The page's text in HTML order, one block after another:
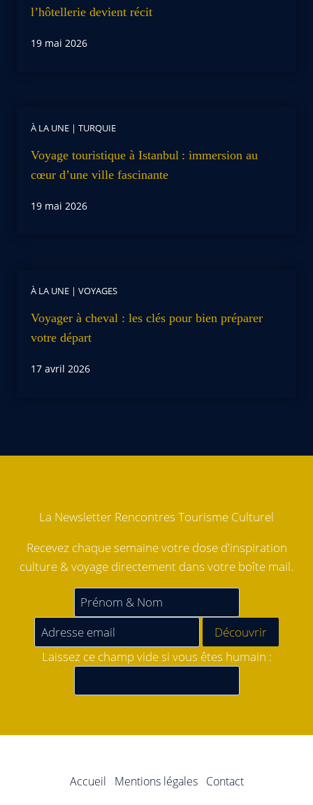
l’hôtellerie devient récit
19 mai 2026
À LA UNE | TURQUIE
Voyage touristique à Istanbul : immersion au
cœur d’une ville fascinante
19 mai 2026
À LA UNE | VOYAGES
Voyager à cheval : les clés pour bien préparer
votre départ
17 avril 2026
La Newsletter Rencontres Tourisme Culturel
Recevez chaque semaine votre dose d'inspiration
culture & voyage directement dans votre boîte mail.
Laissez ce champ vide si vous êtes humain :
Accueil Mentions légales Contact